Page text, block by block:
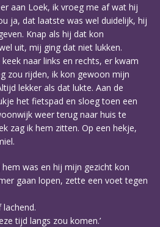
aan Loek, ik vroeg me af wat hij
ja, dat laatste was wel duidelijk, hij
Knap als hij dat kon
uit, mij ging dat niet lukken.
naar links en rechts, er kwam
zou rijden, ik kon gewoon mijn
lekker als dat lukte. Aan de
het fietspad en sloeg toen een
weer terug naar huis te
zag ik hem zitten. Op een hekje,
was en hij mijn gezicht kon
gaan lopen, zette een voet tegen
lachend.
tijd langs zou komen.’